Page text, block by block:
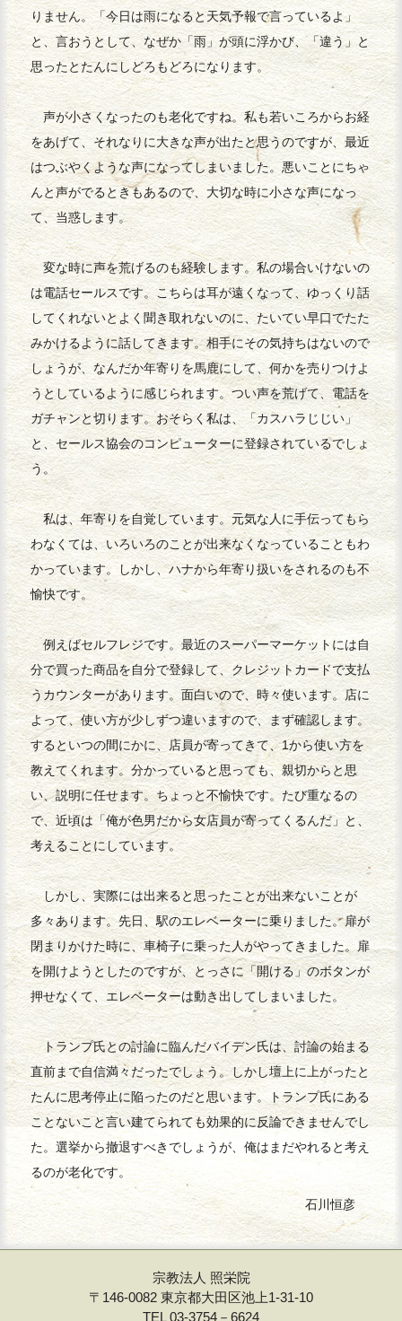
りません。「今日は雨になると天気予報で言っているよ」
と、言おうとして、なぜか「雨」が頭に浮かび、「違う」と
思ったとたんにしどろもどろになります。
声が小さくなったのも老化ですね。私も若いころからお経
をあげて、それなりに大きな声が出たと思うのですが、最近
はつぶやくような声になってしまいました。悪いことにちゃ
んと声がでるときもあるので、大切な時に小さな声になっ
て、当惑します。
変な時に声を荒げるのも経験します。私の場合いけないの
は電話セールスです。こちらは耳が遠くなって、ゆっくり話
してくれないとよく聞き取れないのに、たいてい早口でたた
みかけるように話してきます。相手にその気持ちはないので
しょうが、なんだか年寄りを馬鹿にして、何かを売りつけよ
うとしているように感じられます。つい声を荒げて、電話を
ガチャンと切ります。おそらく私は、「カスハラじじい」
と、セールス協会のコンピューターに登録されているでしょ
う。
私は、年寄りを自覚しています。元気な人に手伝ってもら
わなくては、いろいろのことが出来なくなっていることもわ
かっています。しかし、ハナから年寄り扱いをされるのも不
愉快です。
例えばセルフレジです。最近のスーパーマーケットには自
分で買った商品を自分で登録して、クレジットカードで支払
うカウンターがあります。面白いので、時々使います。店に
よって、使い方が少しずつ違いますので、まず確認します。
するといつの間にかに、店員が寄ってきて、1から使い方を
教えてくれます。分かっていると思っても、親切からと思
い、説明に任せます。ちょっと不愉快です。たび重なるの
で、近頃は「俺が色男だから女店員が寄ってくるんだ」と、
考えることにしています。
しかし、実際には出来ると思ったことが出来ないことが
多々あります。先日、駅のエレベーターに乗りました。扉が
閉まりかけた時に、車椅子に乗った人がやってきました。扉
を開けようとしたのですが、とっさに「開ける」のボタンが
押せなくて、エレベーターは動き出してしまいました。
トランプ氏との討論に臨んだバイデン氏は、討論の始まる
直前まで自信満々だったでしょう。しかし壇上に上がったと
たんに思考停止に陥ったのだと思います。トランプ氏にある
ことないこと言い建てられても効果的に反論できませんでし
た。選挙から撤退すべきでしょうが、俺はまだやれると考え
るのが老化です。
石川恒彦
宗教法人 照栄院
〒146-0082 東京都大田区池上1-31-10
TEL 03-3754－6624